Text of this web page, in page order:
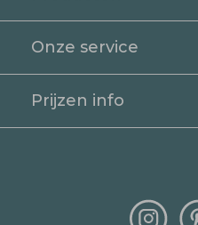
Onze service
Prijzen info